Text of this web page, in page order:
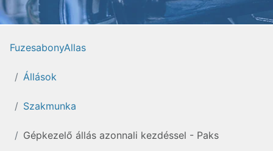
FuzesabonyAllas
Állások
Szakmunka
Gépkezelő állás azonnali kezdéssel - Paks